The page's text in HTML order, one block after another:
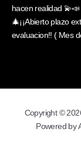
hacen realidad 💫📣
🎄¡¡Abierto plazo
evaluacion!! ( Mes
Copyright ©
Powered by